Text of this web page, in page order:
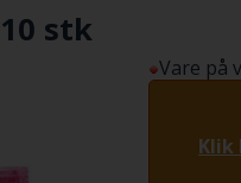
stk
Vare på
Klik